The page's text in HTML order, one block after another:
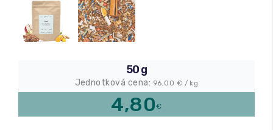
Relax a wellness
Fitness
50 g
Jednotková cena: 96,00 € / kg
4,80€